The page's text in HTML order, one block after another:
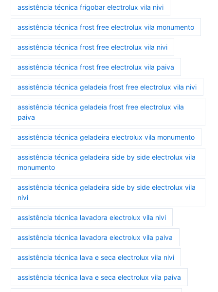
assistência técnica frigobar electrolux vila nivi
assistência técnica frost free electrolux vila monumento
assistência técnica frost free electrolux vila nivi
assistência técnica frost free electrolux vila paiva
assistência técnica geladeia frost free electrolux vila nivi
assistência técnica geladeia frost free electrolux vila
paiva
assistência técnica geladeira electrolux vila monumento
assistência técnica geladeira side by side electrolux vila
monumento
assistência técnica geladeira side by side electrolux vila
nivi
assistência técnica lavadora electrolux vila nivi
assistência técnica lavadora electrolux vila paiva
assistência técnica lava e seca electrolux vila nivi
assistência técnica lava e seca electrolux vila paiva